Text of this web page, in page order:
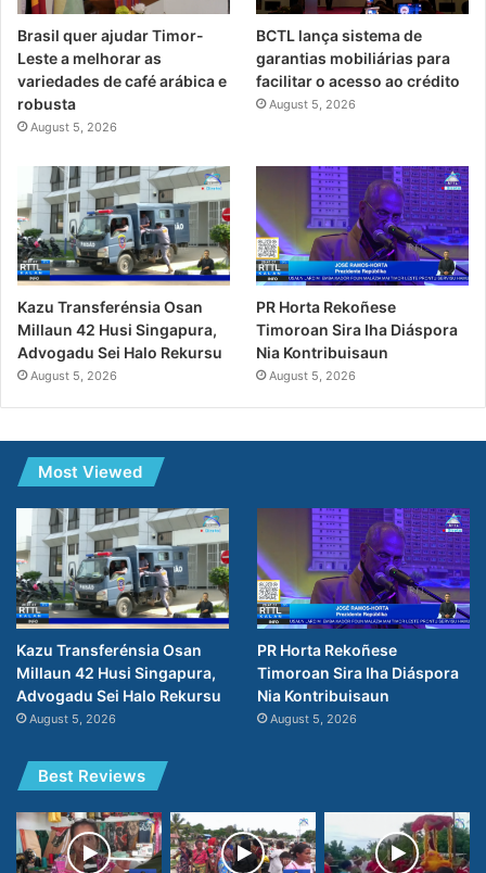
Brasil quer ajudar Timor-
Leste a melhorar as
variedades de café arábica e
robusta
August 5, 2026
BCTL lança sistema de
garantias mobiliárias para
facilitar o acesso ao crédito
August 5, 2026
Kazu Transferénsia Osan
Millaun 42 Husi Singapura,
Advogadu Sei Halo Rekursu
August 5, 2026
PR Horta Rekoñese
Timoroan Sira Iha Diáspora
Nia Kontribuisaun
August 5, 2026
Most Viewed
Kazu Transferénsia Osan
Millaun 42 Husi Singapura,
Advogadu Sei Halo Rekursu
August 5, 2026
PR Horta Rekoñese
Timoroan Sira Iha Diáspora
Nia Kontribuisaun
August 5, 2026
Best Reviews